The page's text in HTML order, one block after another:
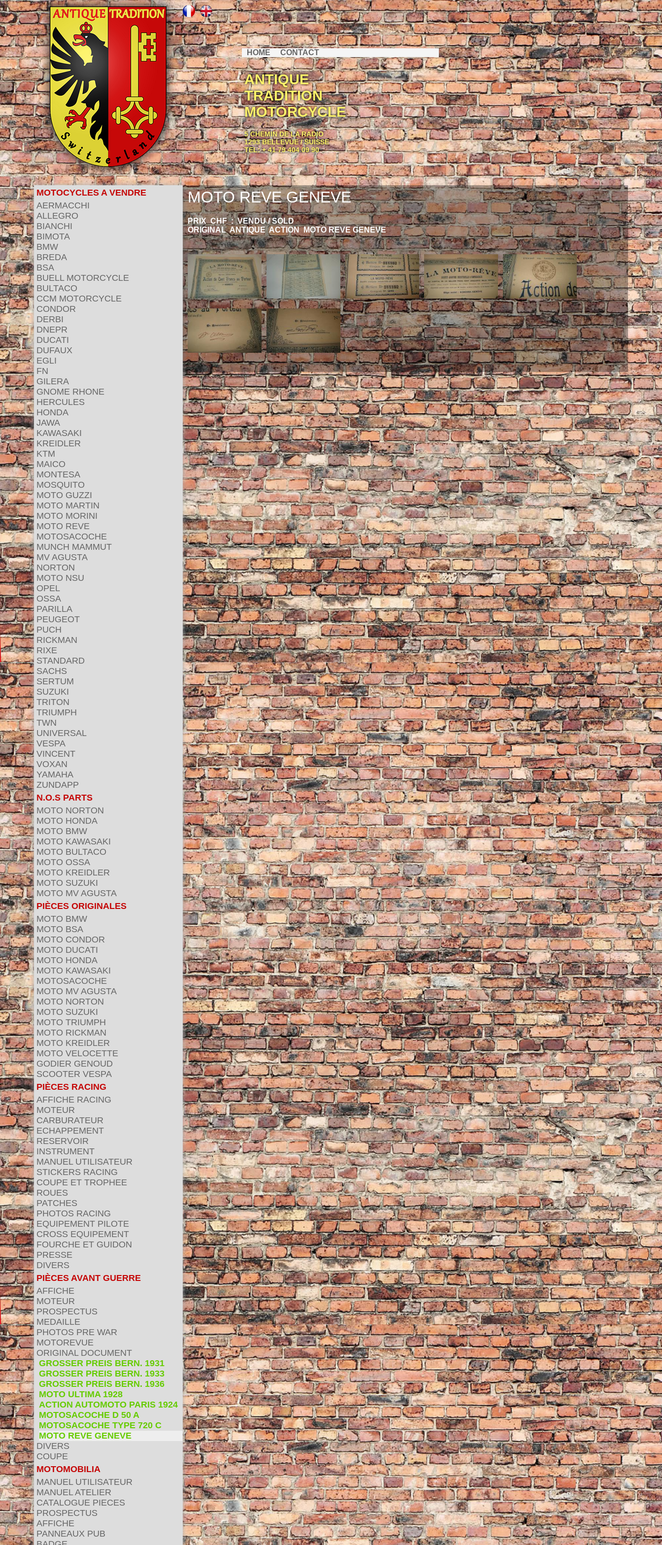
HOME CONTACT
ANTIQUE
TRADITION
MOTORCYCLE
5 CHEMIN DE LA RADIO
1293 BELLEVUE / SUISSE
TEL: + 41 79 404 09 90
MOTOCYCLES A VENDRE
AERMACCHI
ALLEGRO
BIANCHI
BIMOTA
BMW
BREDA
BSA
BUELL MOTORCYCLE
BULTACO
CCM MOTORCYCLE
CONDOR
DERBI
DNEPR
DUCATI
DUFAUX
EGLI
FN
GILERA
GNOME RHONE
HERCULES
HONDA
JAWA
KAWASAKI
KREIDLER
KTM
MAICO
MONTESA
MOSQUITO
MOTO GUZZI
MOTO MARTIN
MOTO MORINI
MOTO REVE
MOTOSACOCHE
MUNCH MAMMUT
MV AGUSTA
NORTON
MOTO NSU
OPEL
OSSA
PARILLA
PEUGEOT
PUCH
RICKMAN
RIXE
STANDARD
SACHS
SERTUM
SUZUKI
TRITON
TRIUMPH
TWN
UNIVERSAL
VESPA
VINCENT
VOXAN
YAMAHA
ZUNDAPP
N.O.S PARTS
MOTO NORTON
MOTO HONDA
MOTO BMW
MOTO KAWASAKI
MOTO BULTACO
MOTO OSSA
MOTO KREIDLER
MOTO SUZUKI
MOTO MV AGUSTA
PIÈCES ORIGINALES
MOTO BMW
MOTO BSA
MOTO CONDOR
MOTO DUCATI
MOTO HONDA
MOTO KAWASAKI
MOTOSACOCHE
MOTO MV AGUSTA
MOTO NORTON
MOTO SUZUKI
MOTO TRIUMPH
MOTO RICKMAN
MOTO KREIDLER
MOTO VELOCETTE
GODIER GENOUD
SCOOTER VESPA
PIÈCES RACING
AFFICHE RACING
MOTEUR
CARBURATEUR
ECHAPPEMENT
RESERVOIR
INSTRUMENT
MANUEL UTILISATEUR
STICKERS RACING
COUPE ET TROPHEE
ROUES
PATCHES
PHOTOS RACING
EQUIPEMENT PILOTE
CROSS EQUIPEMENT
FOURCHE ET GUIDON
PRESSE
DIVERS
PIÈCES AVANT GUERRE
AFFICHE
MOTEUR
PROSPECTUS
MEDAILLE
PHOTOS PRE WAR
MOTOREVUE
ORIGINAL DOCUMENT
GROSSER PREIS BERN. 1931
GROSSER PREIS BERN. 1933
GROSSER PREIS BERN. 1936
MOTO ULTIMA 1928
ACTION AUTOMOTO PARIS 1924
MOTOSACOCHE D 50 A
MOTOSACOCHE TYPE 720 C
MOTO REVE GENEVE
DIVERS
COUPE
MOTOMOBILIA
MANUEL UTILISATEUR
MANUEL ATELIER
CATALOGUE PIECES
PROSPECTUS
AFFICHE
PANNEAUX PUB
MOTO REVE GENEVE
PRIX CHF : VENDU / SOLD
ORIGINAL ANTIQUE ACTION MOTO REVE GENEVE